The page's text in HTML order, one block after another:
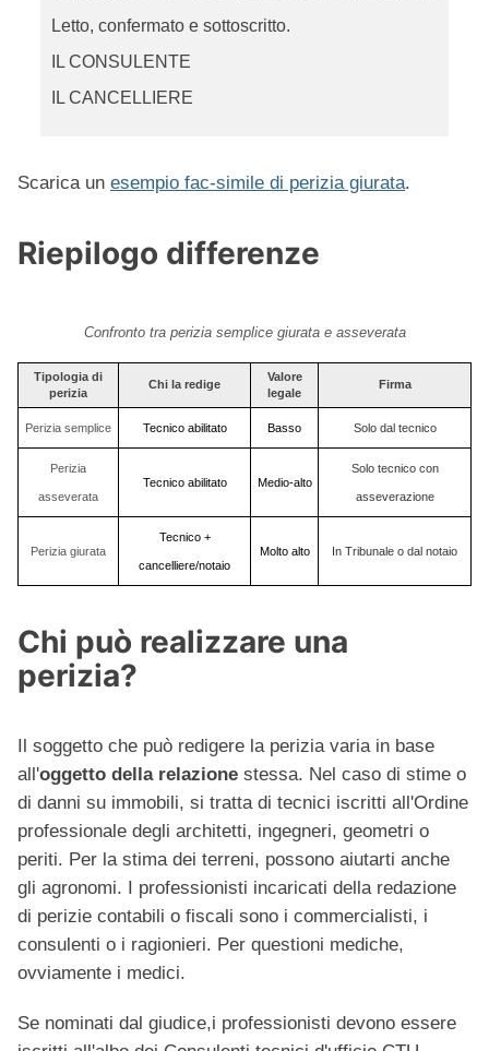
Letto, confermato e sottoscritto.
IL CONSULENTE
IL CANCELLIERE
Scarica un esempio fac-simile di perizia giurata.
Riepilogo differenze
Confronto tra perizia semplice giurata e asseverata
Tipologia di
perizia
Chi la redige
Valore
legale
Firma
Perizia semplice Tecnico abilitato Basso Solo dal tecnico
Perizia
asseverata
Tecnico abilitato Medio-alto
Solo tecnico con
asseverazione
Perizia giurata
Tecnico +
cancelliere/notaio
Molto alto In Tribunale o dal notaio
Chi può realizzare una
perizia?
Il soggetto che può redigere la perizia varia in base
all'oggetto della relazione stessa. Nel caso di stime o
di danni su immobili, si tratta di tecnici iscritti all'Ordine
professionale degli architetti, ingegneri, geometri o
periti. Per la stima dei terreni, possono aiutarti anche
gli agronomi. I professionisti incaricati della redazione
di perizie contabili o fiscali sono i commercialisti, i
consulenti o i ragionieri. Per questioni mediche,
ovviamente i medici.
Se nominati dal giudice,i professionisti devono essere